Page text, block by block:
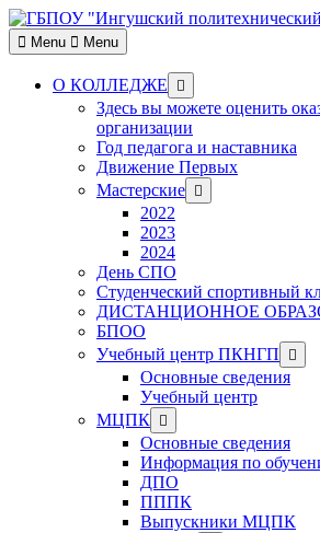
Skip
to
content
Menu Menu
О КОЛЛЕДЖЕ
Show
sub
menu
Здесь вы можете оценить
организации
Год педагога и наставника
Движение Первых
Мастерские Show
sub
2022
2023
2024
День СПО
Студенческий спортивный
ДИСТАНЦИОННОЕ
БПОО
Учебный центр ПКНГП
Show
sub
menu
Основные сведения
Учебный центр
МЦПК Show
sub
menu
Основные сведения
Информация по
ДПО
ПППК
Выпускники МЦПК